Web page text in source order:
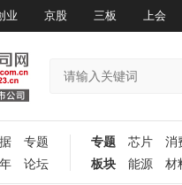
业 京股 三板 上会
专题
论坛
专题 芯片 消
板块
能源 材